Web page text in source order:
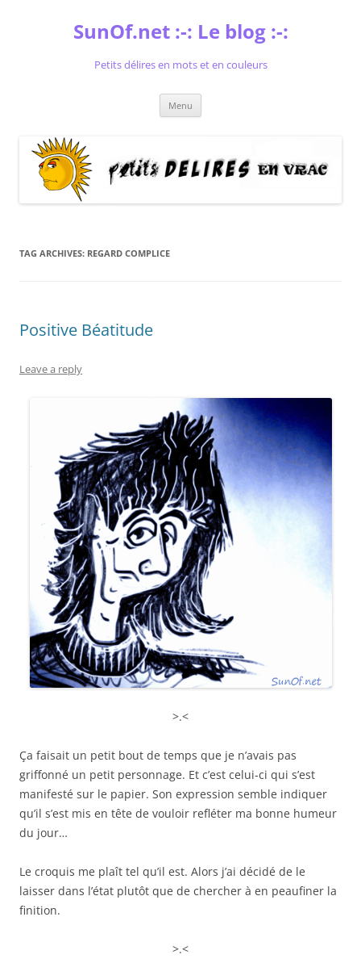
SunOf.net :-: Le blog :-:
Petits délires en mots et en couleurs
Menu
TAG ARCHIVES: REGARD COMPLICE
Positive Béatitude
Leave a reply
>.<
Ça faisait un petit bout de temps que je n’avais pas
griffonné un petit personnage. Et c’est celui-ci qui s’est
manifesté sur le papier. Son expression semble indiquer
qu’il s’est mis en tête de vouloir refléter ma bonne humeur
du jour…
Le croquis me plaît tel qu’il est. Alors j’ai décidé de le
laisser dans l’état plutôt que de chercher à en peaufiner la
finition.
>.<